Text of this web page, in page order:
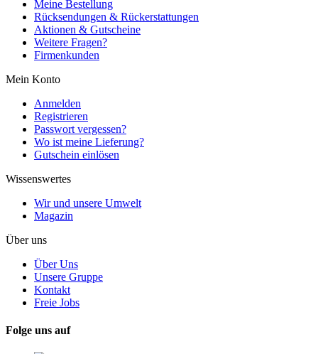
Meine Bestellung
Rücksendungen & Rückerstattungen
Aktionen & Gutscheine
Weitere Fragen?
Firmenkunden
Mein Konto
Anmelden
Registrieren
Passwort vergessen?
Wo ist meine Lieferung?
Gutschein einlösen
Wissenswertes
Wir und unsere Umwelt
Magazin
Über uns
Über Uns
Unsere Gruppe
Kontakt
Freie Jobs
Folge uns auf